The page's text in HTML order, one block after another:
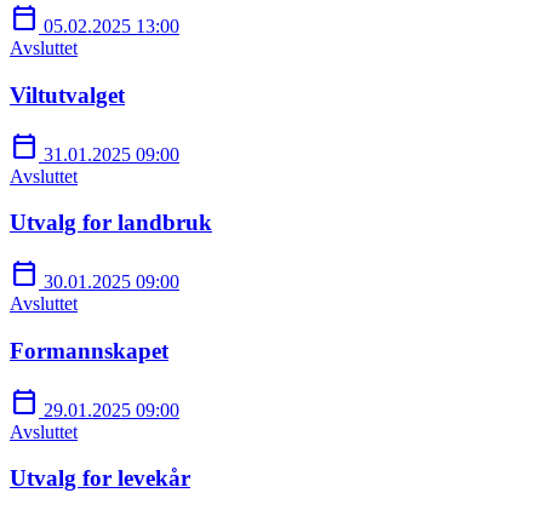
calendar_today 05.02.2025 13:00
Avsluttet
Viltutvalget
calendar_today 31.01.2025 09:00
Avsluttet
Utvalg for landbruk
calendar_today 30.01.2025 09:00
Avsluttet
Formannskapet
calendar_today 29.01.2025 09:00
Avsluttet
Utvalg for levekår